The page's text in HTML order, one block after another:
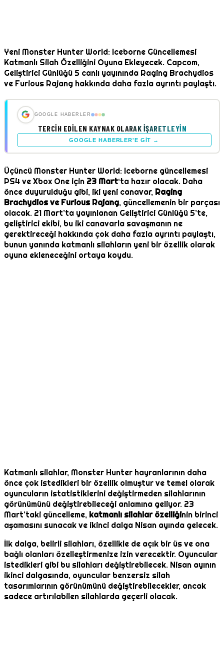
Yeni Monster Hunter World: Iceborne Güncellemesi
Katmanlı Silah Özelliğini Oyuna Ekleyecek. Capcom,
Geliştirici Günlüğü 5 canlı yayınında Raging Brachydios
ve Furious Rajang hakkında daha fazla ayrıntı paylaştı.
GOOGLE HABERLER
TERCIH EDILEN KAYNAK OLARAK İŞARETLEYIN
GOOGLE HABERLER'E GIT →
Üçüncü Monster Hunter World: Iceborne güncellemesi
PS4 ve Xbox One için 23 Mart‘ta hazır olacak. Daha
önce duyurulduğu gibi, iki yeni canavar, Raging
Brachydios ve Furious Rajang, güncellemenin bir parçası
olacak. 21 Mart’ta yayınlanan Geliştirici Günlüğü 5’te,
geliştirici ekibi, bu iki canavarla savaşmanın ne
gerektireceği hakkında çok daha fazla ayrıntı paylaştı,
bunun yanında katmanlı silahların yeni bir özellik olarak
oyuna ekleneceğini ortaya koydu.
Katmanlı silahlar, Monster Hunter hayranlarının daha
önce çok istedikleri bir özellik olmuştur ve temel olarak
oyuncuların istatistiklerini değiştirmeden silahlarının
görünümünü değiştirebileceği anlamına geliyor. 23
Mart’taki güncelleme, katmanlı silahlar özelliğinin birinci
aşamasını sunacak ve ikinci dalga Nisan ayında gelecek.
İlk dalga, belirli silahları, özellikle de açık bir üs ve ona
bağlı olanları özelleştirmenize izin verecektir. Oyuncular
istedikleri gibi bu silahları değiştirebilecek. Nisan ayının
ikinci dalgasında, oyuncular benzersiz silah
tasarımlarının görünümünü değiştirebilecekler, ancak
sadece artırılabilen silahlarda geçerli olacak.